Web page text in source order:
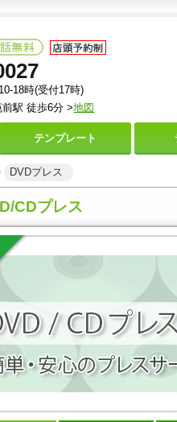
18時(受付17時)
前駅 徒歩6分 >地図
テンプレート
DVDプレス
CDプレス